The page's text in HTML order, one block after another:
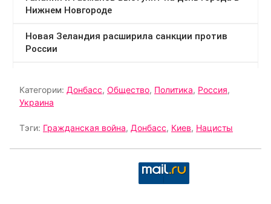
Категории: Донбасс, Общество, Политика, Россия,
Украина
Тэги: Гражданская война, Донбасс, Киев, Нацисты